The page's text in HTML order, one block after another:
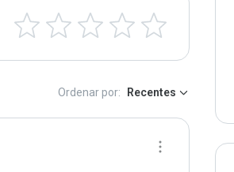
Ordenar por: Recentes